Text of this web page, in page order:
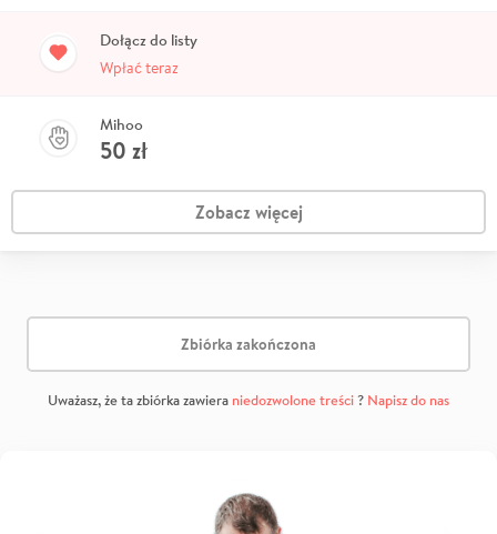
Dołącz do listy
Wpłać teraz
Mihoo
50 zł
Zobacz więcej
Zbiórka zakończona
Uważasz, że ta zbiórka zawiera niedozwolone treści? Napisz do nas